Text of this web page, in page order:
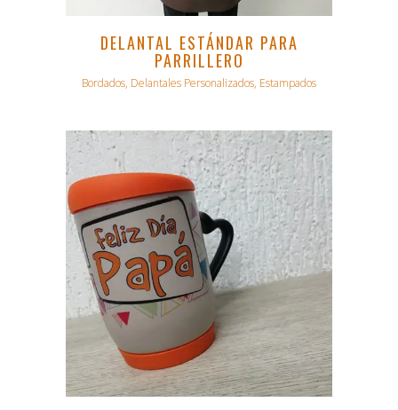
DELANTAL ESTÁNDAR PARA
PARRILLERO
Bordados, Delantales Personalizados, Estampados